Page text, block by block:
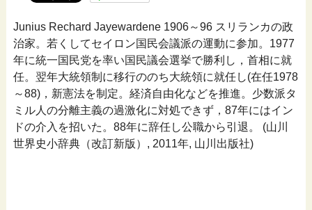
Junius Rechard Jayewardene 1906～96 スリランカの政
治家。若くしてセイロン国民会議派の運動に参加。1977
年に統一国民党を率い国民議会選挙で勝利し，首相に就
任。翌年大統領制に移行ののち大統領に就任し(在任1978
～88)，新憲法を制定。経済自由化などを推進。少数派タ
ミル人の分離主義の過激化に対処できず，87年にはイン
ドの介入を招いた。88年に辞任し公職から引退。 (山川
世界史小辞典（改訂新版）, 2011年, 山川出版社)